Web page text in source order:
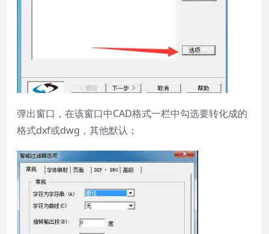
弹出窗口，在该窗口中CAD格式一栏中勾选要转化成的
格式dxf或dwg，其他默认；